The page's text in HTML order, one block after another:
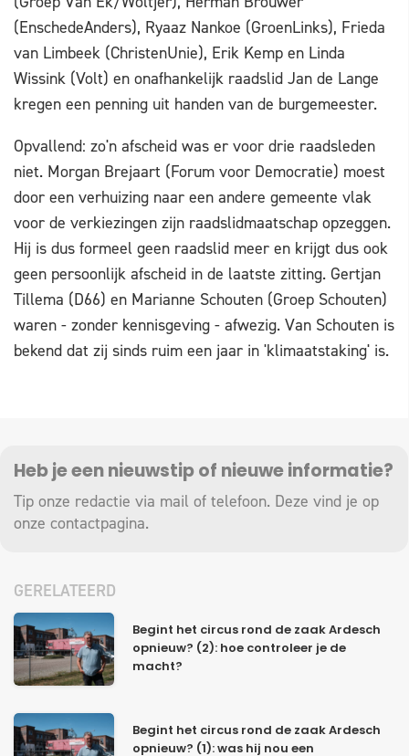
(EnschedeAnders), Ryaaz Nankoe (GroenLinks), Frieda
van Limbeek (ChristenUnie), Erik Kemp en Linda
Wissink (Volt) en onafhankelijk raadslid Jan de Lange
kregen een penning uit handen van de burgemeester.
Opvallend: zo'n afscheid was er voor drie raadsleden
niet. Morgan Brejaart (Forum voor Democratie) moest
door een verhuizing naar een andere gemeente vlak
voor de verkiezingen zijn raadslidmaatschap opzeggen.
Hij is dus formeel geen raadslid meer en krijgt dus ook
geen persoonlijk afscheid in de laatste zitting. Gertjan
Tillema (D66) en Marianne Schouten (Groep Schouten)
waren - zonder kennisgeving - afwezig. Van Schouten is
bekend dat zij sinds ruim een jaar in 'klimaatstaking' is.
Heb je een nieuwstip of nieuwe informatie?
Tip onze redactie via mail of telefoon. Deze vind je op
onze contactpagina.
GERELATEERD
Begint het circus rond de zaak Ardesch
opnieuw? (2): hoe controleer je de
macht?
Begint het circus rond de zaak Ardesch
opnieuw? (1): was hij nou een